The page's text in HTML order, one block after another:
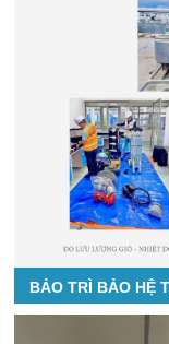
BẢO TRÌ BẢO HỆ